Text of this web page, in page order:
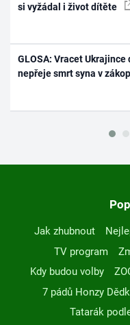
si vyžádal i život dítěte
GLOSA: Vracet
nepřeje smrt syna v
Jak zhubnout
TV program
Kdy budou volby
7 pádů Honzy
Tatarák